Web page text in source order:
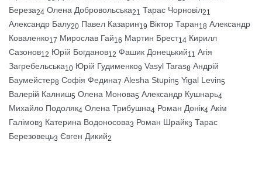
Береза24 Олена Добровольська21 Тарас Чорновіл21
Александр Балу20 Павел Казарин19 Віктор Таран18 Александр
Коваленко17 Мирослав Гай16 Мартин Брест14 Кирилл
Сазонов12 Юрій Богданов12 Фашик Донецький11 Агія
Загребельська10 Юрій Гудименко9 Vasyl Taras8 Андрій
Баумейстер8 Софія Федина7 Alesha Stupin5 Yigal Levin5
Валерій Калниш5 Олена Монова5 Александр Кушнарь4
Михайло Подоляк4 Олена Трибушна4 Роман Донік4 Акім
Галімов3 Катерина Водоносова3 Роман Шрайк3 Тарас
Березовець3 Євген Дикий2